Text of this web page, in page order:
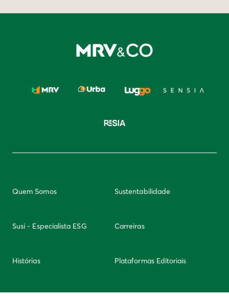
Quem Somos Sustentabilidade
Susi - Especialista ESG Carreiras
Histórias Plataformas Editoriais
Newsletter Integridade